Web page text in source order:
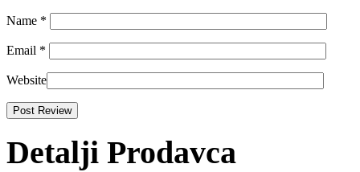
Name *
Email *
Website
Detalji Prodavca